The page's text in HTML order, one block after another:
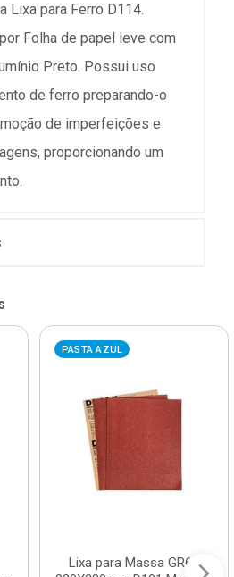
Lixa para Ferro D114.
Folha de papel leve com
Preto. Possui uso
de ferro preparando-o
de imperfeições e
proporcionando um
PASTA AZUL
Lixa para Massa GR60